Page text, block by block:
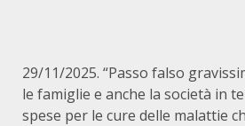
29/11/2025. “Passo falso
le famiglie e anche la società in
spese per le cure delle malattie